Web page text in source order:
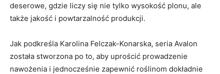
deserowe, gdzie liczy się nie tylko wysokość plonu, ale
także jakość i powtarzalność produkcji.
Jak podkreśla Karolina Felczak-Konarska, seria Avalon
została stworzona po to, aby uprościć prowadzenie
nawożenia i jednocześnie zapewnić roślinom dokładnie